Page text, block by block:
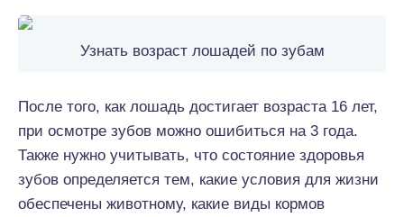
Узнать возраст лошадей по зубам
После того, как лошадь достигает возраста 16 лет,
при осмотре зубов можно ошибиться на 3 года.
Также нужно учитывать, что состояние здоровья
зубов определяется тем, какие условия для жизни
обеспечены животному, какие виды кормов